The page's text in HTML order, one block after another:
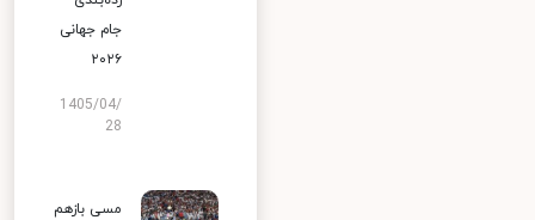
جام جهانی
۲۰۲۶
1405/04/
28
مسی بازهم